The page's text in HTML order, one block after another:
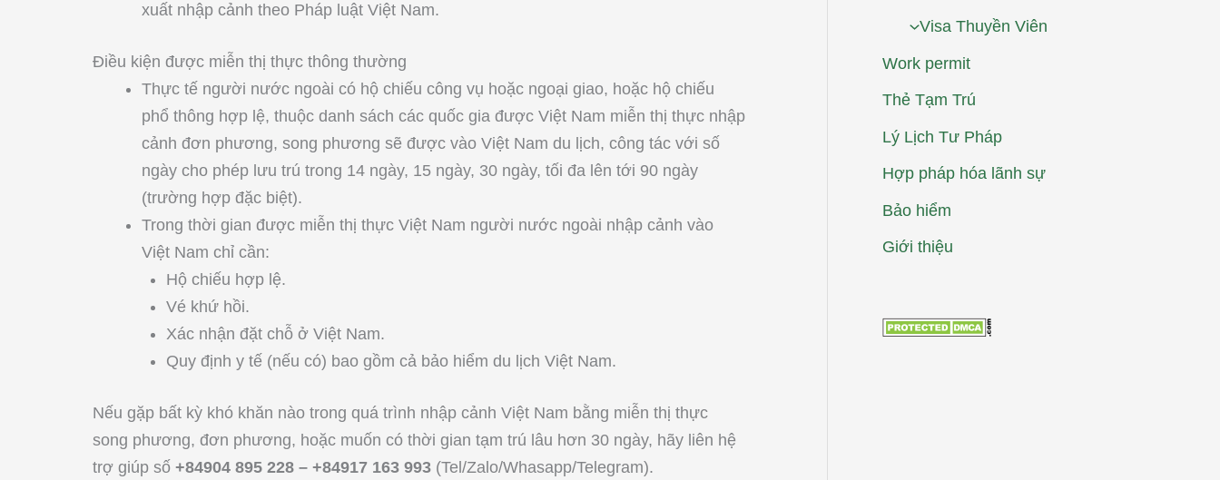
xuất nhập cảnh theo Pháp luật Việt Nam.
Điều kiện được miễn thị thực thông thường
Thực tế người nước ngoài có hộ chiếu công vụ hoặc ngoại giao, hoặc hộ chiếu
phổ thông hợp lệ, thuộc danh sách các quốc gia được Việt Nam miễn thị thực nhập
cảnh đơn phương, song phương sẽ được vào Việt Nam du lịch, công tác với số
ngày cho phép lưu trú trong 14 ngày, 15 ngày, 30 ngày, tối đa lên tới 90 ngày
(trường hợp đặc biệt).
Trong thời gian được miễn thị thực Việt Nam người nước ngoài nhập cảnh vào
Việt Nam chỉ cần:
Hộ chiếu hợp lệ.
Vé khứ hồi.
Xác nhận đặt chỗ ở Việt Nam.
Quy định y tế (nếu có) bao gồm cả bảo hiểm du lịch Việt Nam.
Nếu gặp bất kỳ khó khăn nào trong quá trình nhập cảnh Việt Nam bằng miễn thị thực
song phương, đơn phương, hoặc muốn có thời gian tạm trú lâu hơn 30 ngày, hãy liên hệ
trợ giúp số +84904 895 228 – +84917 163 993 (Tel/Zalo/Whasapp/Telegram).
Visa Thuyền Viên
Work permit
Thẻ Tạm Trú
Lý Lịch Tư Pháp
Hợp pháp hóa lãnh sự
Bảo hiểm
Giới thiệu